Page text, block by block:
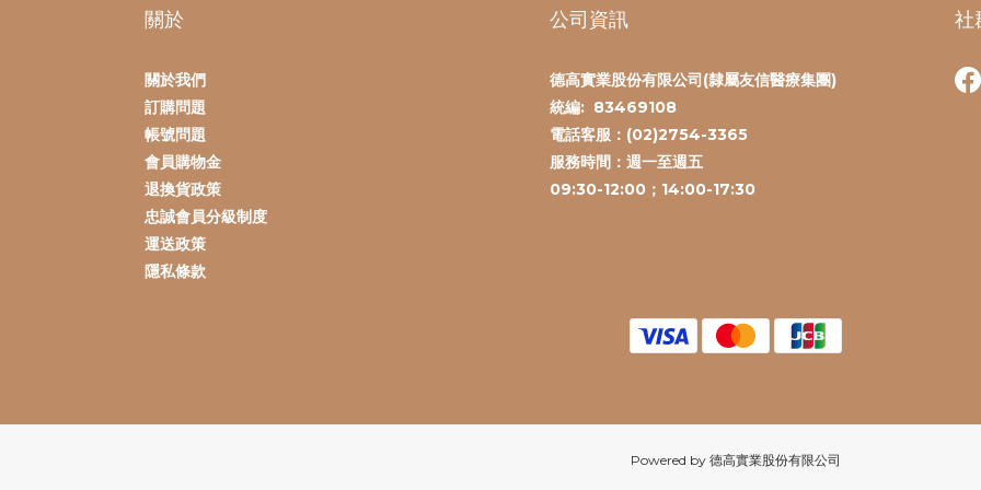
關於
關於我們
訂購問題
帳號問題
會員購物金
退換貨政策
忠誠會員分級制度
運送政策
隱私條款
公司資訊
德高實業股份有限公司(隸屬友信醫療集團)
統編: 83469108
電話客服：(02)2754-3365
服務時間： 週一至週五
09:30-12:00；14:00-17:30
社
Powered by 德高實業股份有限公司